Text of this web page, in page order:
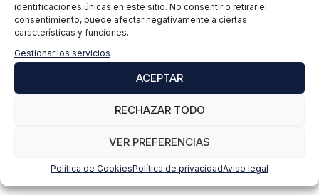
identificaciones únicas en este sitio. No consentir o retirar el
consentimiento, puede afectar negativamente a ciertas
características y funciones.
Gestionar los servicios
ACEPTAR
RECHAZAR TODO
VER PREFERENCIAS
Política de CookiesPolítica de privacidadAviso legal
d
e
r
*
información comercial de los servicios del responsable del
tratamiento. La legitimación es el consentimiento explícito
del/a interesado/a. No se cederán datos a terceros, salvo
rectificación, limitación y supresión de los datos en
presentar una reclamación ante la autoridad de control.
encontrarás en nuestra página web.